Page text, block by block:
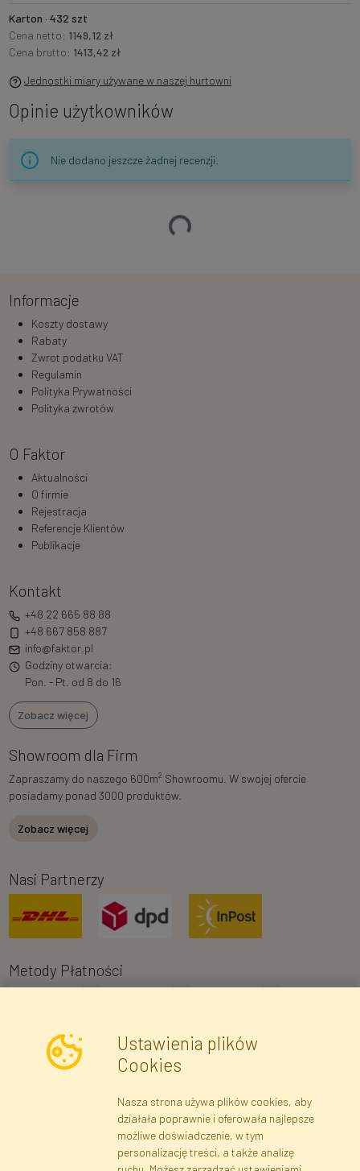
Karton · 432 szt
Cena netto: 1149,12 zł
Cena brutto: 1413,42 zł
Jednostki miary używane w naszej hurtowni
Opinie użytkowników
Nie dodano jeszcze żadnej recenzji.
Ładowanie…
Informacje
Koszty dostawy
Rabaty
Zwrot podatku VAT
Regulamin
Polityka Prywatności
Polityka zwrotów
O Faktor
Aktualności
O firmie
Rejestracja
Referencje Klientów
Publikacje
Kontakt
+48 22 665 88 88
+48 667 858 887
info@faktor.pl
Godziny otwarcia:
Pon. - Pt. od 8 do 16
Zobacz więcej
Showroom dla Firm
Zapraszamy do naszego 600m2 Showroomu. W swojej ofercie
posiadamy ponad 3000 produktów.
Zobacz więcej
Nasi Partnerzy
Metody Płatności
Zapisz się
Ustawienia plików
Cookies
Nasza strona używa plików cookies, aby
działała poprawnie i oferowała najlepsze
możliwe doświadczenie, w tym
personalizację treści, a także analizę